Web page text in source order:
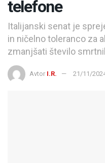
telefone
Italijanski senat je
in ničelno toleranco za
zmanjšati število
Avtor I.R. 21/11/